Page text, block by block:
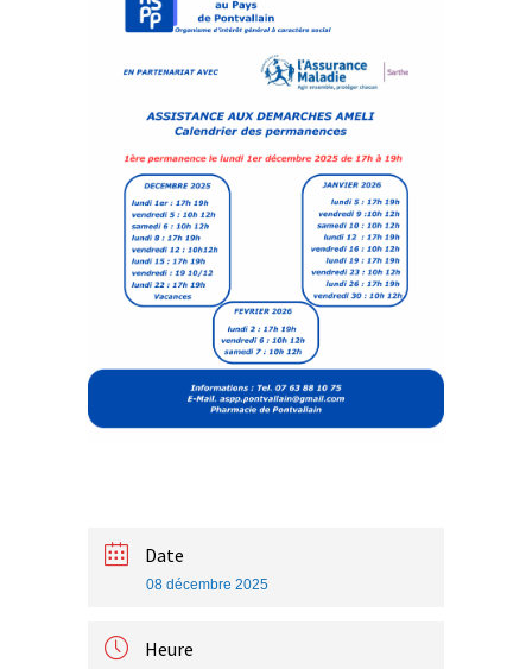
Date
08 décembre 2025
Heure